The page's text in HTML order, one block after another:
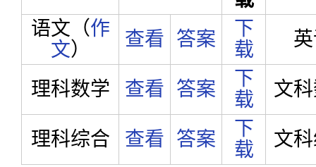
语文（作
文） 查看 答案
下
载
理科数学 查看 答案
下
载
文
理科综合 查看 答案
下
载
文